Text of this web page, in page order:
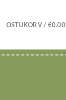
OSTUKORV / €0.00